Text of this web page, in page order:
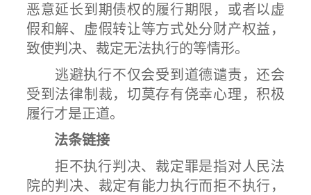
恶意延长到期债权的履行期限，或者以虚
假和解、虚假转让等方式处分财产权益，
致使判决、裁定无法执行的等情形。
逃避执行不仅会受到道德谴责，还会
受到法律制裁，切莫存有侥幸心理，积极
履行才是正道。
法条链接
拒不执行判决、裁定罪是指对人民法
院的判决、裁定有能力执行而拒不执行，